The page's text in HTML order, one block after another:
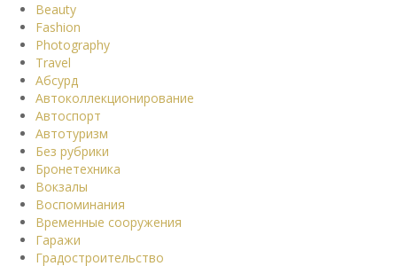
Beauty
Fashion
Photography
Travel
Абсурд
Автоколлекционирование
Автоспорт
Автотуризм
Без рубрики
Бронетехника
Вокзалы
Воспоминания
Временные сооружения
Гаражи
Градостроительство